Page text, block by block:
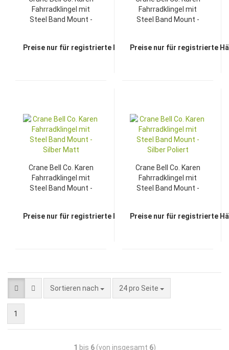
Fahrradklingel mit
Steel Band Mount -
Preise nur für registrierte Händler sichtbar
Fahrradklingel mit
Steel Band Mount -
Preise nur für registrierte
Crane Bell Co. Karen
Fahrradklingel mit
Steel Band Mount -
Preise nur für registrierte Händler sichtbar
Crane Bell Co. Karen
Fahrradklingel mit
Steel Band Mount -
Preise nur für registrierte
Sortieren nach 24 pro Seite
1
1 bis 6(von insgesamt 6)